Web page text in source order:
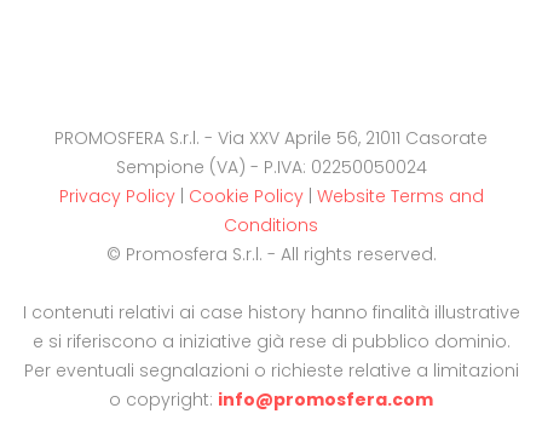
PROMOSFERA S.r.l. - Via XXV Aprile 56, 21011 Casorate
Sempione (VA) - P.IVA: 02250050024
Privacy Policy| Cookie Policy| Website Terms and
Conditions
© Promosfera S.r.l. - All rights reserved.
I contenuti relativi ai case history hanno finalità illustrative
e si riferiscono a iniziative già rese di pubblico dominio.
Per eventuali segnalazioni o richieste relative a limitazioni
o copyright: info@promosfera.com